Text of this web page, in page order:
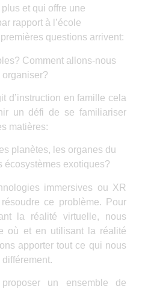
et qui offre une
rapport à l’école
questions arrivent:
Comment allons-nous
organiser?
d’instruction en famille cela
un défi de se familiariser
matières:
planètes, les organes du
écosystèmes exotiques?
immersives ou XR
ce problème. Pour
la réalité virtuelle, nous
où et en utilisant la réalité
apporter tout ce qui nous
un ensemble de